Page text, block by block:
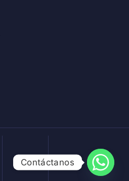
Contáctanos